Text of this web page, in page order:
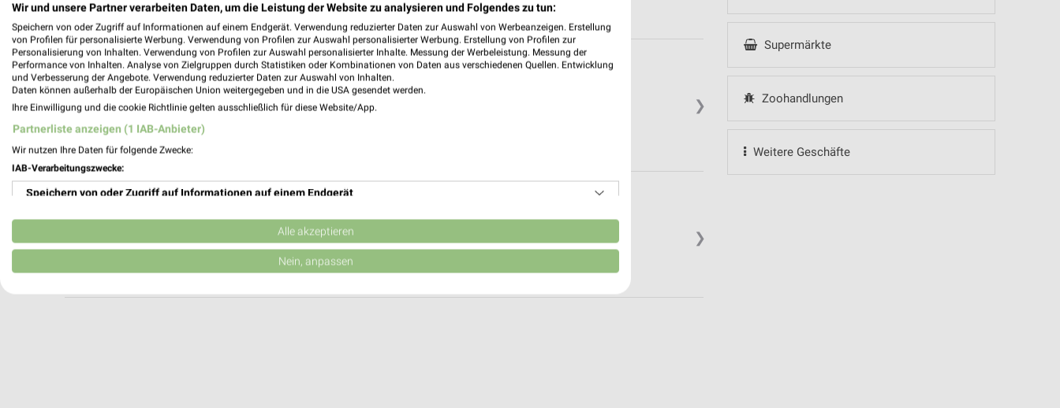
Supermärkte
Zoohandlungen
Weitere Geschäfte
❯
ROTTLER Heinsberg
Boos-Fremery-Straße 15
52525 Heinsberg
Heute 09:00 - 18:30 Uhr |
524,74 km
❯
Jaegers & Klingenhäger Wassenberg
Heute 09:00 - 13:00 14:00 - 18:30 Uhr |
Wir und unsere Partner verarbeiten Daten, um die Leistung der Website zu analysieren und Folgendes zu tun:
Speichern von oder Zugriff auf Informationen auf einem Endgerät. Verwendung reduzierter Daten zur Auswahl von Werbeanzeigen. Erstellung
von Profilen für personalisierte Werbung. Verwendung von Profilen zur Auswahl personalisierter Werbung. Erstellung von Profilen zur
Personalisierung von Inhalten. Verwendung von Profilen zur Auswahl personalisierter Inhalte. Messung der Werbeleistung. Messung der
Performance von Inhalten. Analyse von Zielgruppen durch Statistiken oder Kombinationen von Daten aus verschiedenen Quellen. Entwicklung
und Verbesserung der Angebote. Verwendung reduzierter Daten zur Auswahl von Inhalten.
Daten können außerhalb der Europäischen Union weitergegeben und in die USA gesendet werden.
Ihre Einwilligung und die cookie Richtlinie gelten ausschließlich für diese Website/App.
Partnerliste anzeigen (1 IAB-Anbieter)
Wir nutzen Ihre Daten für folgende Zwecke:
IAB-Verarbeitungszwecke:
Speichern von oder Zugriff auf Informationen auf einem Endgerät
Verwendung reduzierter Daten zur Auswahl von Werbeanzeigen
Erstellung von Profilen für personalisierte Werbung
Alle akzeptieren
Nein, anpassen